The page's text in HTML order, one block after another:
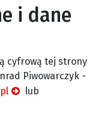
i dane
cyfrową tej strony
Piwowarczyk -
lub